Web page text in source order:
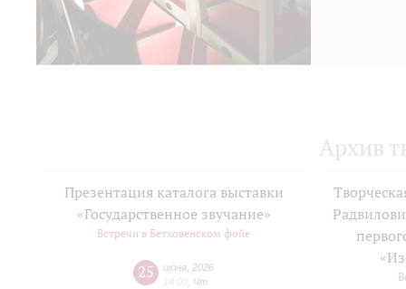
Архив
Презентация каталога выставки
«Государственное звучание»
Встречи в Бетховенском фойе
25 июня 2026
14:00 Чт